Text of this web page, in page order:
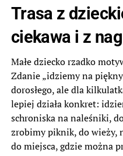
Trasa z
ciekawa i z
Małe dziecko rzadko
Zdanie „idziemy na
dorosłego, ale dla
lepiej działa konkret:
schroniska na naleśniki,
zrobimy piknik, do wieży,
do miejsca, gdzie można